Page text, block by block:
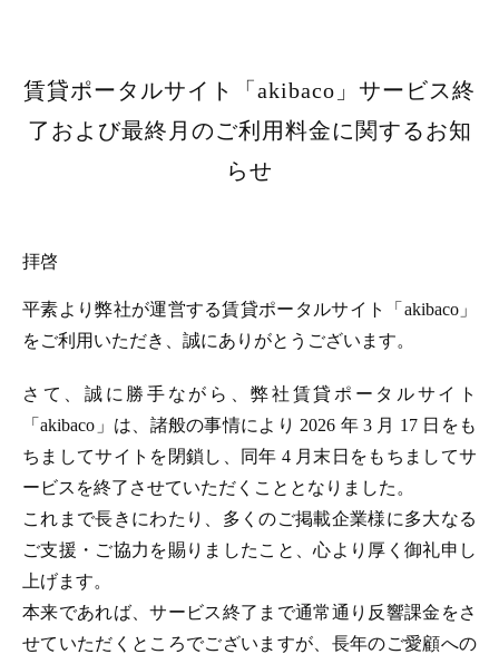
賃貸ポータルサイト「akibaco」サービス終
了および最終月のご利用料金に関するお知
らせ
拝啓
平素より弊社が運営する賃貸ポータルサイト「akibaco」
をご利用いただき、誠にありがとうございます。
さて、誠に勝手ながら、弊社賃貸ポータルサイト
「akibaco」は、諸般の事情により 2026 年 3 月 17 日をも
ちましてサイトを閉鎖し、同年 4 月末日をもちましてサ
ービスを終了させていただくこととなりました。
これまで長きにわたり、多くのご掲載企業様に多大なる
ご支援・ご協力を賜りましたこと、心より厚く御礼申し
上げます。
本来であれば、サービス終了まで通常通り反響課金をさ
せていただくところでございますが、長年のご愛顧への